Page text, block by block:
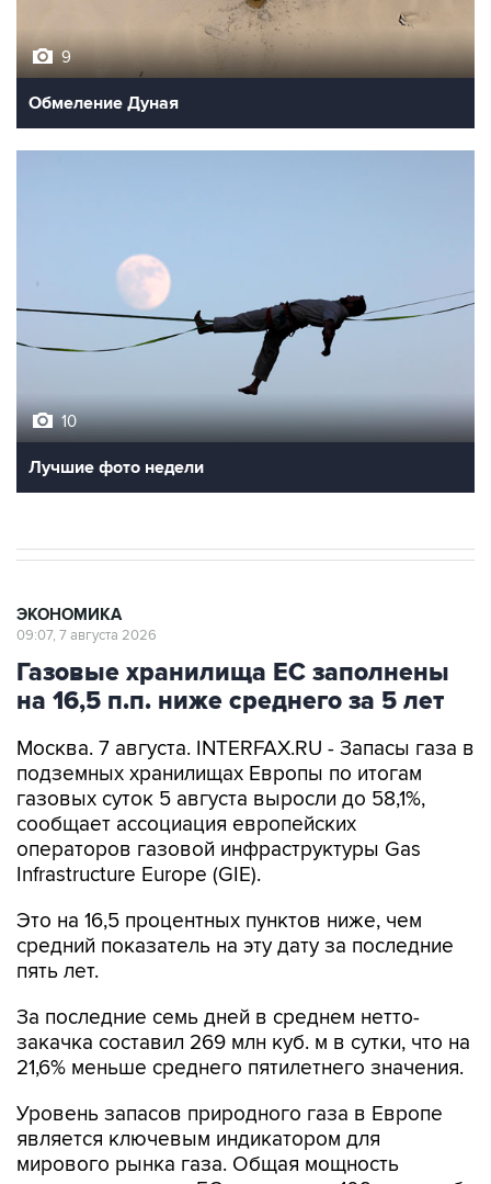
Обмеление Дуная
Лучшие фото недели
Газовые хранилища ЕС заполнены
на 16,5 п.п. ниже среднего за 5 лет
Москва. 7 августа. INTERFAX.RU - Запасы газа в
газовых суток 5 августа выросли до 58,1%,
сообщает ассоциация европейских
операторов газовой инфраструктуры Gas
Infrastructure Europe (GIE).
Это на 16,5 процентных пунктов ниже, чем
пять лет.
За последние семь дней в среднем нетто-
21,6% меньше среднего пятилетнего значения.
Уровень запасов природного газа в Европе
мирового рынка газа. Общая мощность
системы хранения ЕС составляет 109 млрд куб.
м активного газа. На мировом рынке СПГ в